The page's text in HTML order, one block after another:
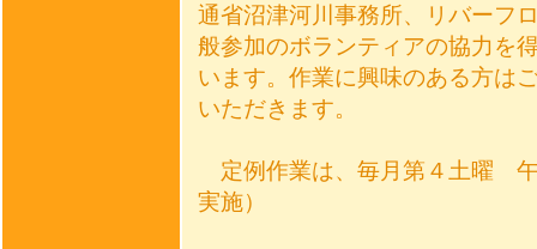
通省沼津河川事務所、リバーフ
般参加のボランティアの協力を
います。作業に興味のある方は
いただきます。
定例作業は、毎月第４土曜 午
実施）